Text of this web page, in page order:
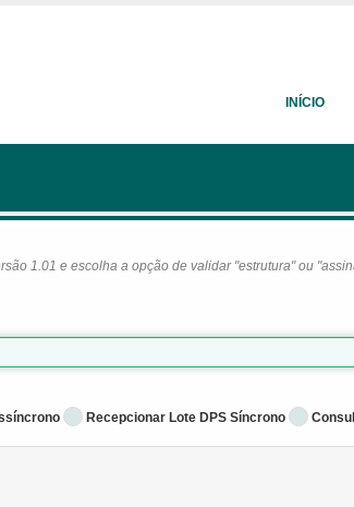
INÍCIO
1.01 e escolha a opção de validar "estrutura" ou
Recepcionar Lote DPS Síncrono